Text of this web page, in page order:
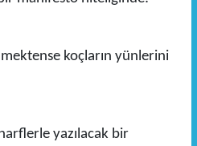
koçların yünlerini
yazılacak bir